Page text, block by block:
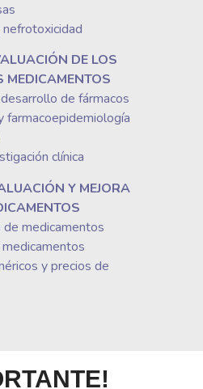
DE LOS
MEDICAMENTOS
de fármacos
farmacoepidemiología
clínica
Y MEJORA
de medicamentos
y precios de